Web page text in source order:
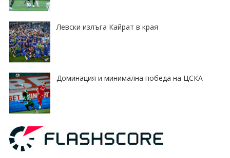
Левски излъга Кайрат в края
Доминация и минимална победа на ЦСКА